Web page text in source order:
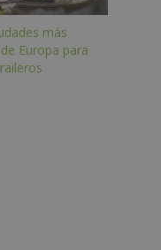
más
Europa para